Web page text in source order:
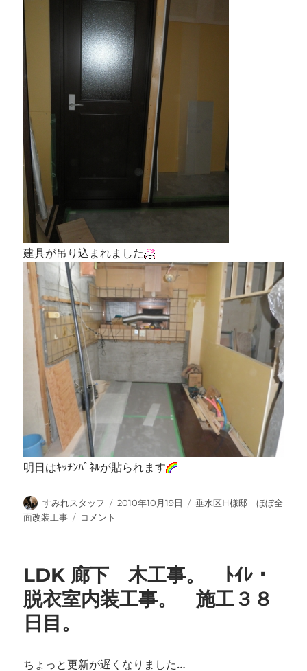
建具が吊り込まれました
明日はｷｯﾁﾝﾊﾟﾈﾙが貼られます
投
稿
すみれスタッフ
投
2010年10月19日
カ
垂水区H様邸 ほぼ全
面改装工事
工
目
♪
に
コメント
LDK 廊下 木工事。 ﾄｲﾚ・
脱衣室内装工事。 施工３８
日目。
ちょっと更新が遅くなりました…